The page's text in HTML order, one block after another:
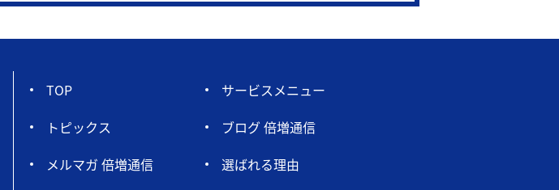
TOP
サービスメニュー
トピックス
ブログ 倍増通信
メルマガ 倍増通信
選ばれる理由